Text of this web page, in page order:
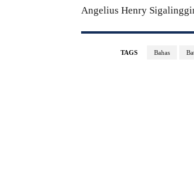
Angelius Henry
TAGS Bahas